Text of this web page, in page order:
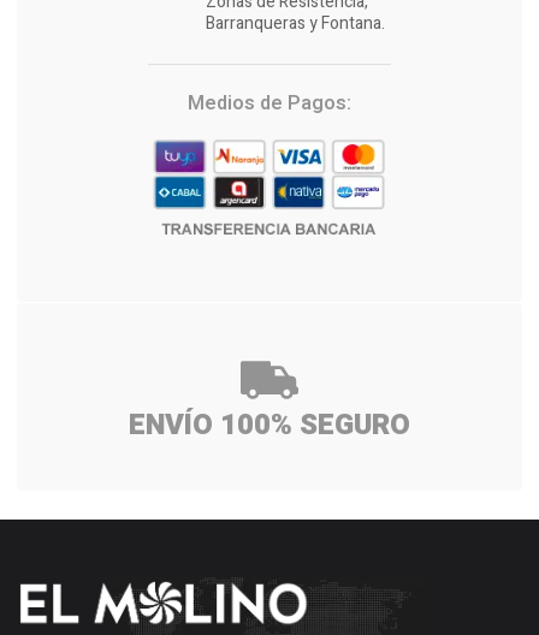
Barranqueras y Fontana.
Medios de Pagos:
ENVÍO 100% SEGURO